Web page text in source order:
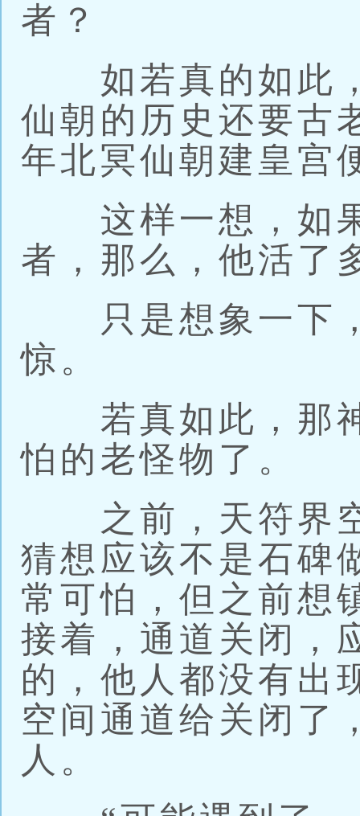
者？
如若真的如此，
仙朝的历史还要古
年北冥仙朝建皇宫
这样一想，如果
者，那么，他活了
只是想象一下，
惊。
若真如此，那神
怕的老怪物了。
之前，天符界空
猜想应该不是石碑
常可怕，但之前想
接着，通道关闭，
的，他人都没有出
空间通道给关闭了
人。